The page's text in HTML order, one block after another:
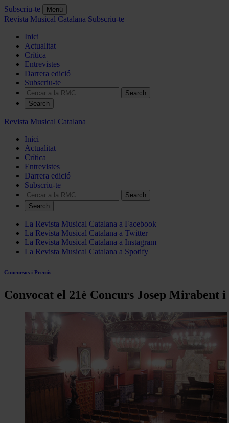
Subscriu-te Menú
Revista Musical Catalana Subscriu-te
Inici
Actualitat
Crítica
Entrevistes
Darrera edició
Subscriu-te
Search
Revista Musical Catalana
Inici
Actualitat
Crítica
Entrevistes
Darrera edició
Subscriu-te
Search
La Revista Musical Catalana a Facebook
La Revista Musical Catalana a Twitter
La Revista Musical Catalana a Instagram
La Revista Musical Catalana a Spotify
Concursos i Premis
Convocat el 21è Concurs Josep Mirabent